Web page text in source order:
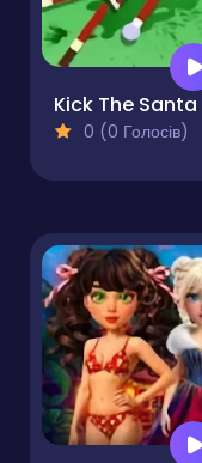
0 (0 Голосів)